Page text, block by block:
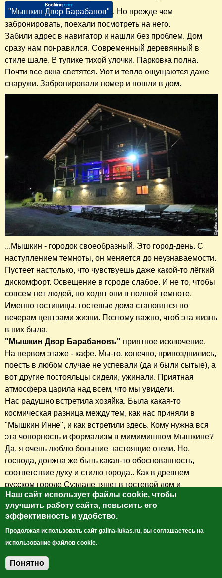
"Мышкин Двор Барабанов" . Но прежде чем
забронировать, поехали посмотреть на него.
Забили адрес в навигатор и нашли без проблем. Дом
сразу нам понравился. Современный деревянный в
стиле шале. В тупике тихой улочки. Парковка полна.
Почти все окна светятся. Уют и тепло ощущаются даже
снаружи. Забронировали номер и пошли в дом.
...Мышкин - городок своеобразный. Это город-день. С
наступлением темноты, он меняется до неузнаваемости.
Пустеет настолько, что чувствуешь даже какой-то лёгкий
дискомфорт. Освещение в городе слабое. И не то, чтобы
совсем нет людей, но ходят они в полной темноте.
Именно гостиницы, гостевые дома становятся по
вечерам центрами жизни. Поэтому важно, чтоб эта жизнь
в них была.
"Мышкин Двор Барабановъ" приятное исключение.
На первом этаже - кафе. Мы-то, конечно, припозднились,
поесть в любом случае не успевали (да и были сытые), а
вот другие постояльцы сидели, ужинали. Приятная
атмосфера царила над всем, что мы увидели.
Нас радушно встретила хозяйка. Была какая-то
космическая разница между тем, как нас приняли в
"Мышкин Инне", и как встретили здесь. Кому нужна вся
эта чопорность и формализм в мимимишном Мышкине?
Да, я очень люблю большие настоящие отели. Но,
господа, должна же быть какая-то обоснованность,
соответствие духу и стилю города.. Как в древнем
русском городе Суздале тянет в гостевой дом и
отельчики в стиле кантри, так и в игрушечном, окутанном
легендами Мышкине ждёшь чего-то эмоционально
тёплого, человеческого. Ну город такой!
Стоимость трёхместного номера в "Мышкином дворе" 2
800 руб. Завтраки оплачиваются отдельно.
Хозяйка удивилась, откуда мы упали ей на голову так
поздно. Охнула, когда мы сказали, что только что
Наш сайт использует файлы cookie, чтобы
улучшить работу сайта, повысить его
эффективность и удобство.
Продолжая использовать сайт galina-lukas.ru, вы соглашаетесь на
использование файлов cookie.
Понятно